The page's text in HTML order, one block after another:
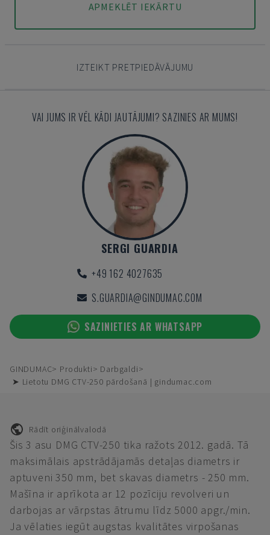
APMEKLĒT IEKĀRTU
IZTEIKT PRETPIEDĀVĀJUMU
VAI JUMS IR VĒL KĀDI JAUTĀJUMI? SAZINIES AR MUMS!
SERGI GUARDIA
+49 162 4027635
S.GUARDIA@GINDUMAC.COM
SAZINIETIES AR WHATSAPP
GINDUMAC Produkti
Darbgaldi
➤ Lietotu DMG CTV-250 pārdošanā | gindumac.com
Rādīt oriģinālvalodā
Šis 3 asu DMG CTV-250 tika ražots 2012. gadā. Tā
maksimālais apstrādājamās detaļas diametrs ir
aptuveni 350 mm, bet skavas diametrs - 250 mm.
Mašīna ir aprīkota ar 12 pozīciju revolveri un
darbojas ar vārpstas ātrumu līdz 5000 apgr./min.
Ja vēlaties iegūt augstas kvalitātes virpošanas